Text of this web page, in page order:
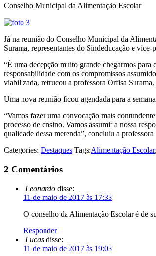
Conselho Municipal da Alimentação Escolar
Já na reunião do Conselho Municipal da
Surama, representantes do Sindeducação e
“É uma decepção muito grande chegarmos para
responsabilidade com os compromissos
viabilizada, retrucou a professora Orfisa
Uma nova reunião ficou agendada para a
“Vamos fazer uma convocação mais
processo de ensino. Vamos assumir a nossa
qualidade dessa merenda”, concluiu a
Categories: Destaques Tags:Alimentação Escolar,
2 Comentários
Leonardo disse:
11 de maio de 2017 às 17:33
O conselho da Alimentação Escolar é de
Responder
Lucas disse:
11 de maio de 2017 às 19:03